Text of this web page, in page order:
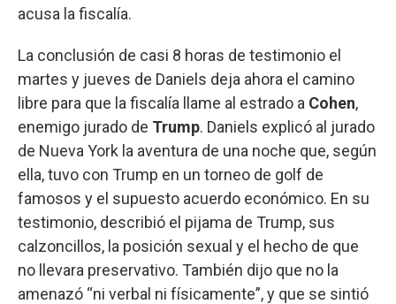
acusa la fiscalía.
La conclusión de casi 8 horas de testimonio el
martes y jueves de Daniels deja ahora el camino
libre para que la fiscalía llame al estrado a Cohen,
enemigo jurado de Trump. Daniels explicó al jurado
de Nueva York la aventura de una noche que, según
ella, tuvo con Trump en un torneo de golf de
famosos y el supuesto acuerdo económico. En su
testimonio, describió el pijama de Trump, sus
calzoncillos, la posición sexual y el hecho de que
no llevara preservativo. También dijo que no la
amenazó “ni verbal ni físicamente”, y que se sintió